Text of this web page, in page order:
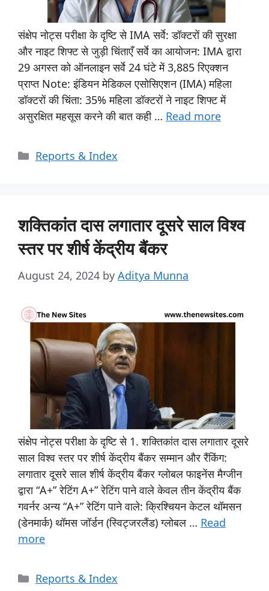
संक्षेप नोट्स परीक्षा के दृष्टि से IMA सर्वे: डॉक्टरों की सुरक्षा
और नाइट शिफ्ट से जुड़ी चिंताएँ सर्वे का आयोजन: IMA द्वारा
29 अगस्त को ऑनलाइन सर्वे 24 घंटे में 3,885 रिएक्शन
प्राप्त Note: इंडियन मेडिकल एसोसिएशन (IMA) महिला
डॉक्टरों की चिंता: 35% महिला डॉक्टरों ने नाइट शिफ्ट में
असुरक्षित महसूस करने की बात कही … Read more
Reports & Index
शक्तिकांत दास लगातार दूसरे साल विश्व
स्तर पर शीर्ष केंद्रीय बैंकर
August 24, 2024 by Aditya Munna
संक्षेप नोट्स परीक्षा के दृष्टि से 1. शक्तिकांत दास लगातार दूसरे
साल विश्व स्तर पर शीर्ष केंद्रीय बैंकर सम्मान और रैंकिंग:
लगातार दूसरे साल शीर्ष केंद्रीय बैंकर ग्लोबल फाइनेंस मैग्जीन
द्वारा “A+” रेटिंग A+” रेटिंग पाने वाले केवल तीन केंद्रीय बैंक
गवर्नर अन्य “A+” रेटिंग पाने वाले: क्रिश्चियन केटल थॉमसन
(डेनमार्क) थॉमस जॉर्डन (स्विट्जरलैंड) ग्लोबल … Read
more
Reports & Index